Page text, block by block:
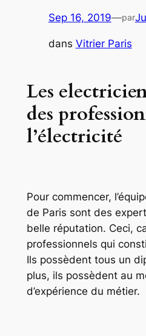
Sep 16, 2019—par
dans Vitrier Paris
Les
des
l’électricité
Pour commencer,
de Paris sont des
belle réputation. Ceci,
professionnels qui
Ils possèdent tous un
plus, ils possèdent au
d’expérience du métier.